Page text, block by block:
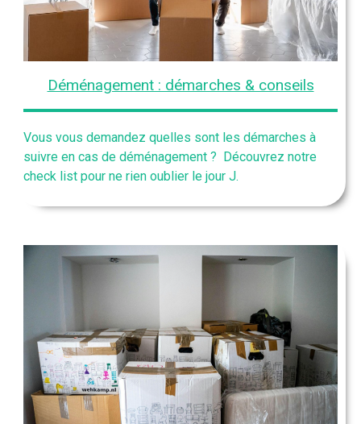
Déménagement : démarches & conseils
Vous vous demandez quelles sont les démarches à
suivre en cas de déménagement ? Découvrez notre
check list pour ne rien oublier le jour J.